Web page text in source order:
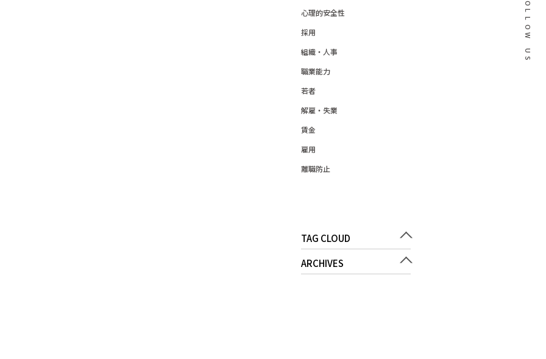
O
L
L
O
W
U
S
心理的安全性
採用
組織・人事
職業能力
若者
解雇・失業
賃金
雇用
離職防止
TAG CLOUD
ARCHIVES